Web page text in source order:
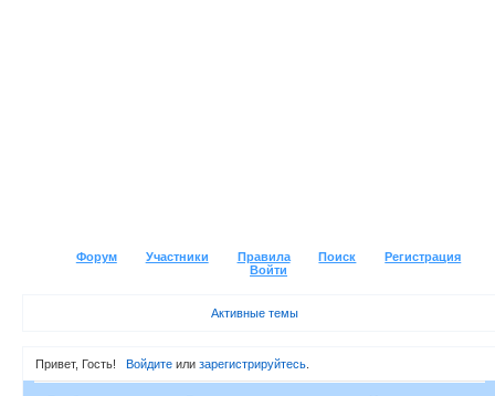
Форум Участники Правила Поиск
Регистрация
Войти
Активные темы
Привет, Гость! Войдитеили зарегистрируйтесь.